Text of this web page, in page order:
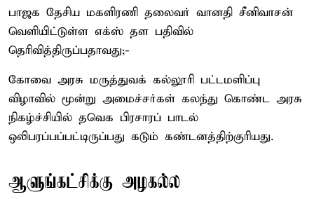
பாஜக தேசிய மகளிரணி தலைவர் வானதி சீனிவாசன்
வெளியிட்டுள்ள எக்ஸ் தள பதிவில்
தெரிவித்திருப்பதாவது;-
கோவை அரசு மருத்துவக் கல்லூரி பட்டமளிப்பு
விழாவில் மூன்று அமைச்சர்கள் கலந்து கொண்ட அரசு
நிகழ்ச்சியில் தவெக பிரசாரப் பாடல்
ஒலிபரப்பப்பட்டிருப்பது கடும் கண்டனத்திற்குரியது.
ஆளுங்கட்சிக்கு அழகல்ல